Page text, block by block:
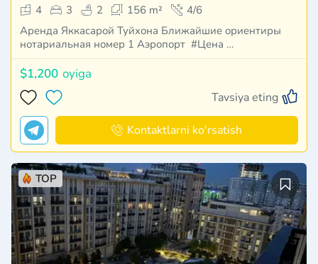
4
3 2 156 m²
4/6
Аренда Яккасарой Туйхона Ближайшие ориентиры
нотариальная номер 1 Аэропорт #Цена …
$1,200 oyiga
Tavsiya eting
Kontaktlarni ko'rsatish
TOP